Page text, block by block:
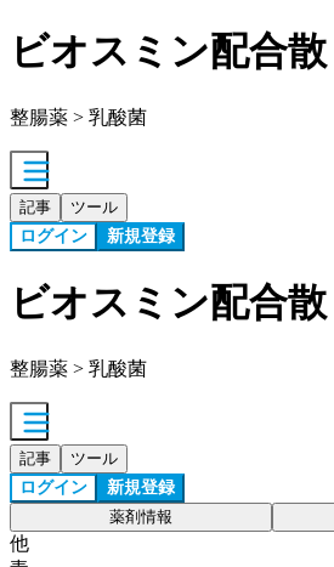
ビオスミン配合散
整腸薬 > 乳酸菌
記事 ツール
ログイン 新規登録
ビオスミン配合散
整腸薬 > 乳酸菌
記事 ツール
ログイン 新規登録
薬剤情報
他